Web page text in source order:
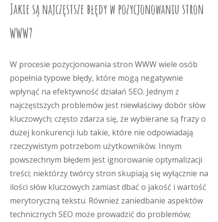
Jakie są najczęstsze błędy w pozycjonowaniu stron
WWW?
W procesie pozycjonowania stron WWW wiele osób
popełnia typowe błędy, które mogą negatywnie
wpłynąć na efektywność działań SEO. Jednym z
najczęstszych problemów jest niewłaściwy dobór słów
kluczowych; często zdarza się, że wybierane są frazy o
dużej konkurencji lub takie, które nie odpowiadają
rzeczywistym potrzebom użytkowników. Innym
powszechnym błędem jest ignorowanie optymalizacji
treści; niektórzy twórcy stron skupiają się wyłącznie na
ilości słów kluczowych zamiast dbać o jakość i wartość
merytoryczną tekstu. Również zaniedbanie aspektów
technicznych SEO może prowadzić do problemów;